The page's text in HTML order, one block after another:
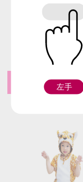
#生肖
#貓
推薦商品左手